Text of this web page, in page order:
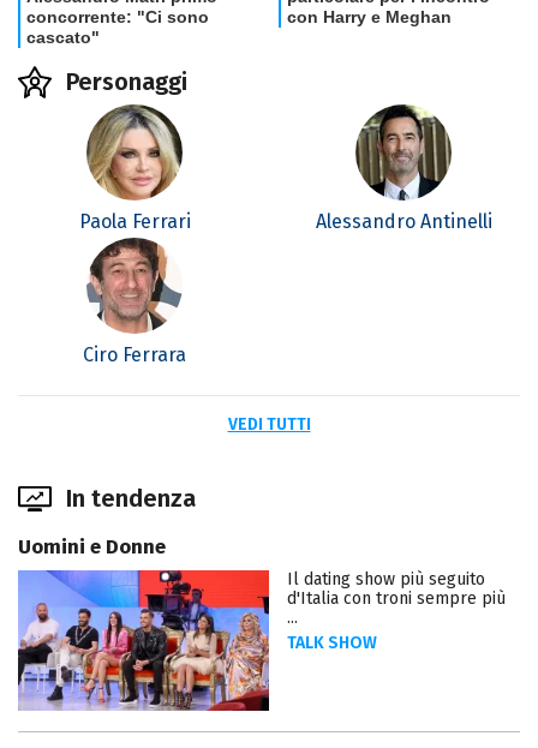
Personaggi
Paola Ferrari Alessandro Antinelli
Ciro Ferrara
VEDI TUTTI
In tendenza
Uomini e Donne
Il dating show più seguito
d'Italia con troni sempre più
...
TALK SHOW